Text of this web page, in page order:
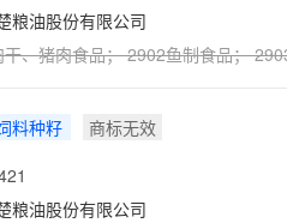
粮油股份有限公司
干、猪肉食品； 2902鱼制食品；
料种籽
商标无效
粮油股份有限公司